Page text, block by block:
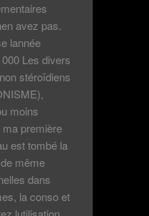
avez pas.
lannée
Les divers
stéroïdiens
moins
première
est tombé la
même
dans
la conso et